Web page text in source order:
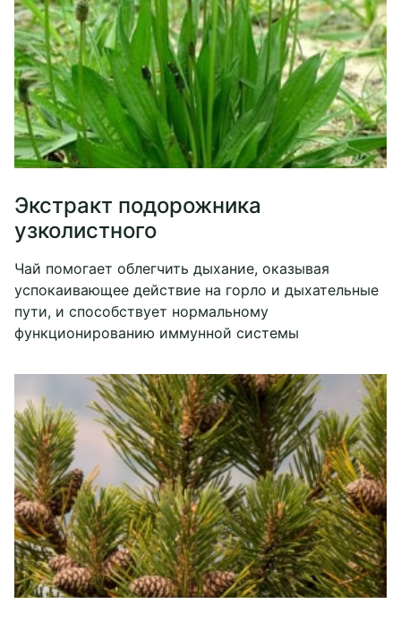
Экстракт подорожника
узколистного
Чай помогает облегчить дыхание, оказывая
успокаивающее действие на горло и дыхательные
пути, и способствует нормальному
функционированию иммунной системы